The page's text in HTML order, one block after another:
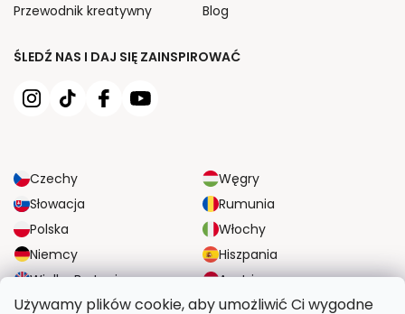
Używamy plików cookie, aby umożliwić Ci wygodne
ŚLEDŹ NAS I DAJ SIĘ ZAINSPIROWAĆ
Czechy
Węgry
Słowacja
Rumunia
Polska
Włochy
Niemcy
Hiszpania
Wielka Brytania
Austria
Przewodnik kreatywny
Blog